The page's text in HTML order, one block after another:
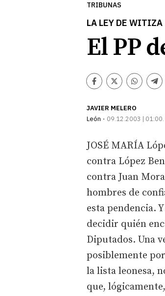
TRIBUNAS
LA LEY DE WITIZA
El PP
Facebook
Twitter
Comentarios
JAVIER MELERO
León
09.12.2003 | 01:00
JOSÉ MARÍA
contra López
contra Juan
hombres de
esta pendencia.
decidir quién
Diputados. Una
posiblemente
la lista leonesa,
que,